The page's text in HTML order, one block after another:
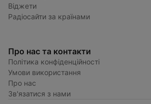
Віджети
Радіосайти за країнами
Про нас та контакти
Політика конфіденційності
Умови використання
Про нас
Зв'язатися з нами